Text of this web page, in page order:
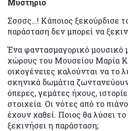
Μυστήριο
Σσσσς…! Κάποιος ξεκούρδισε
παράσταση δεν μπορεί να
Ένα φαντασμαγορικό μουσικό
χώρους του Μουσείου Μαρία
οικογένειες καλούνται να το
σκηνικά δωμάτια
όπερες, γεμάτες ήχους,
στοιχεία. Οι νότες από το
έχουν χαθεί. Ποιος θα λύσει
ξεκινήσει η παράσταση;